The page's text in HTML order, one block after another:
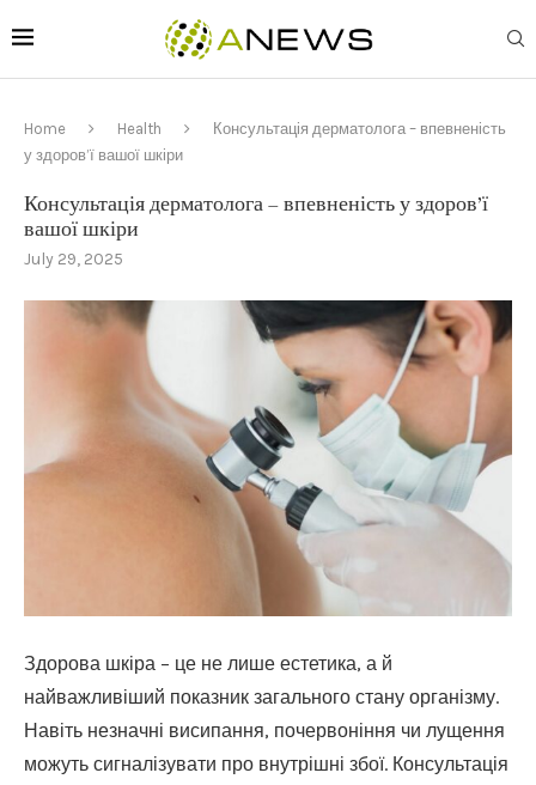
Home Health
Консультація дерматолога – впевненість
у здоров’ї вашої шкіри
Консультація дерматолога – впевненість у здоров’ї
вашої шкіри
July 29, 2025
Здорова шкіра – це не лише естетика, а й
найважливіший показник загального стану організму.
Навіть незначні висипання, почервоніння чи лущення
можуть сигналізувати про внутрішні збої. Консультація